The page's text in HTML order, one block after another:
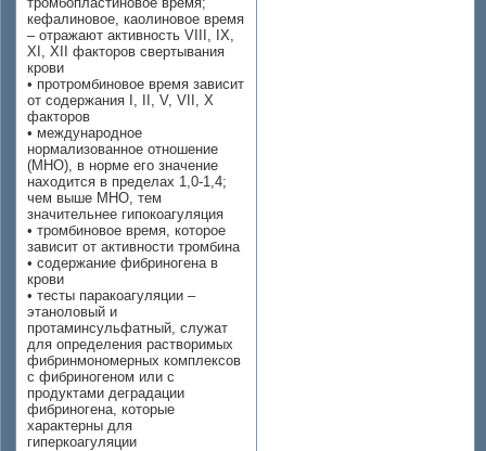
кефалиновое, каолиновое время
– отражают активность VIII, IX,
XI, XII факторов свертывания
крови
• протромбиновое время зависит
от содержания I, II, V, VII, X
факторов
• международное
нормализованное отношение
(МНО), в норме его значение
находится в пределах 1,0-1,4;
чем выше МНО, тем
значительнее гипокоагуляция
• тромбиновое время, которое
зависит от активности тромбина
• содержание фибриногена в
крови
• тесты паракоагуляции –
этаноловый и
протаминсульфатный, служат
для определения растворимых
фибринмономерных комплексов
с фибриногеном или с
продуктами деградации
фибриногена, которые
характерны для
гиперкоагуляции